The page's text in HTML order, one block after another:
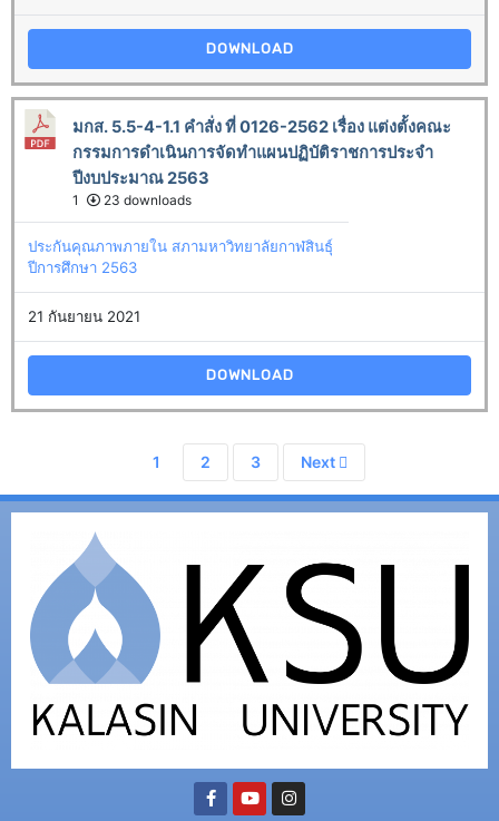
DOWNLOAD
มกส. 5.5-4-1.1 คำสั่ง ที่ 0126-2562 เรื่อง แต่งตั้งคณะ
กรรมการดำเนินการจัดทำแผนปฏิบัติราชการประจำ
ปีงบประมาณ 2563
1 23 downloads
ประกันคุณภาพภายใน สภามหาวิทยาลัยกาฬสินธุ์
ปีการศึกษา 2563
21 กันยายน 2021
DOWNLOAD
1 2 3 Next